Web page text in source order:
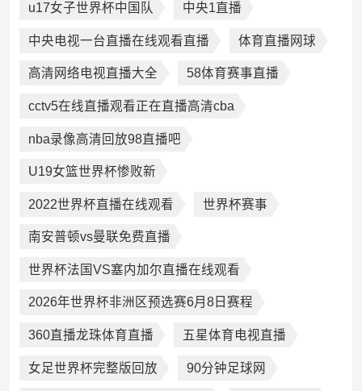
u17女子世界杯中国队 中央1直播
中央电视一台直播在线观看直播 体育直播网球
高清网络电视直播大全 58体育赛事直播
cctv5在线直播观看正在直播高清cba
nba录像高清回放98直播吧
U19女篮世界杯惨败新
2022世界杯直播在线观看 世界杯赛事
南安普顿vs曼联免费直播
世界杯法国VS塞内加尔直播在线观看
2026年世界杯非洲区预选赛6月8日赛程
360直播龙珠体育直播 五星体育电视直播
女足世界杯完整版回放 90分钟足球网